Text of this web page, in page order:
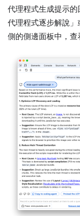
代理程式生成提示
代理程式逐步解說」
側的側邊面板中，查